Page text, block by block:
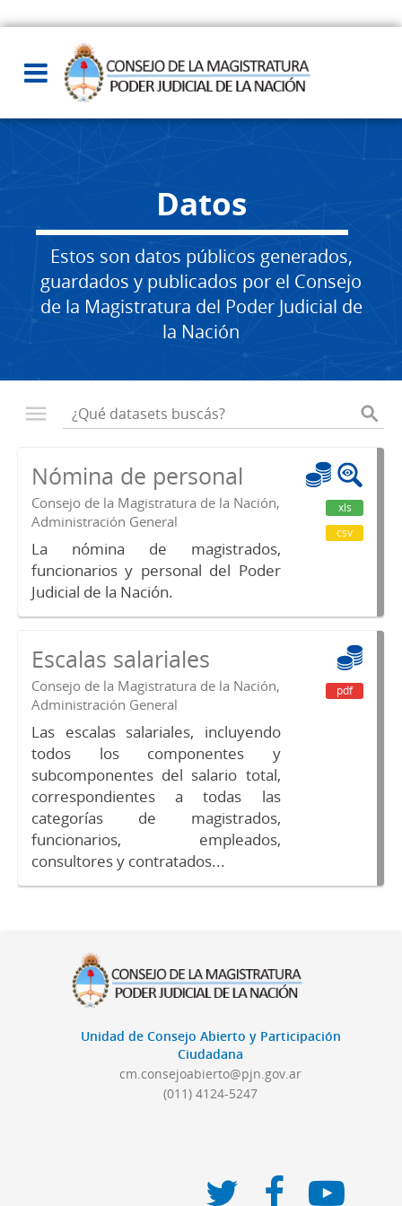
Datos
Estos son datos públicos generados,
guardados y publicados por el Consejo
de la Magistratura del Poder Judicial de
la Nación
Nómina de personal
Consejo de la Magistratura de la Nación,
Administración General
La nómina de magistrados,
funcionarios y personal del Poder
Judicial de la Nación.
xls
csv
Escalas salariales
Consejo de la Magistratura de la Nación,
Administración General
Las escalas salariales, incluyendo
todos los componentes y
subcomponentes del salario total,
correspondientes a todas las
categorías de magistrados,
funcionarios, empleados,
consultores y contratados...
pdf
Unidad de Consejo Abierto y Participación
Ciudadana
cm.consejoabierto@pjn.gov.ar
(011) 4124-5247